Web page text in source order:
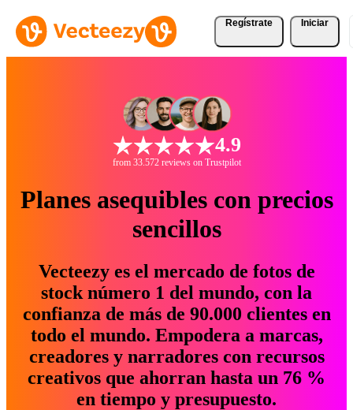
Regístrate Iniciar
4.9
from 33.572 reviews on Trustpilot
Planes asequibles con precios
sencillos
Vecteezy es el mercado de fotos de
stock número 1 del mundo, con la
confianza de más de 90.000 clientes en
todo el mundo. Empodera a marcas,
creadores y narradores con recursos
creativos que ahorran hasta un 76 %
en tiempo y presupuesto.